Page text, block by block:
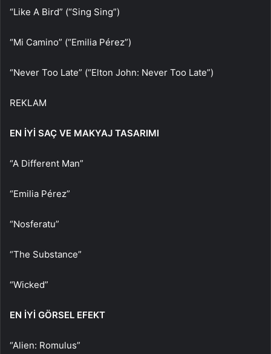
“Like A Bird” (“Sing Sing”)
“Mi Camino” (“Emilia Pérez”)
“Never Too Late” (“Elton John: Never Too Late”)
REKLAM
EN İYİ SAÇ VE MAKYAJ TASARIMI
“A Different Man”
“Emilia Pérez”
“Nosferatu”
“The Substance”
“Wicked”
EN İYİ GÖRSEL EFEKT
“Alien: Romulus”